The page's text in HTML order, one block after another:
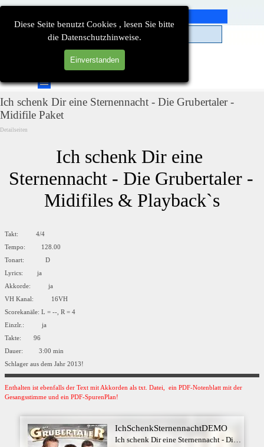
Diese Seite benutzt Cookies , lesen Sie bitte
die Datenschutzhinweise.
Einverstanden
Direkt zum Seiteninhalt
Menü überspringen
Ich schenk Dir eine Sternennacht - Die Grubertaler -
Midifile Paket
Detailseiten
Ich schenk Dir eine
Sternennacht - Die Grubertaler -
Midifiles & Playback`s
Takt: 4/4
Tempo: 128.00
Tonart: D
Lyrics: ja
Akkorde: ja
VH Kanal: 16VH
Scorekanäle: L = --, R = 4
Einzlr.: ja
Takte: 96
Dauer: 3:00 min
Schlager aus dem Jahr 2013!
Enthalten ist ebenfalls der Text mit Akkorden als txt. Datei, ein PDF-Notenblatt mit der
Gesangsstimme und ein PDF-SpurenPlan!
IchSchenkSternennachtDEMO